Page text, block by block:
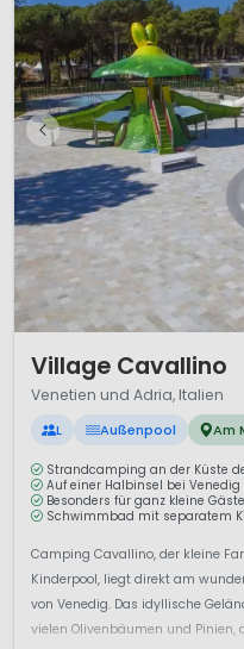
Village Cavallino
Venetien und Adria, Italien
L Außenpool Am
Strandcamping an der Küste
Auf einer Halbinsel bei Venedig
Besonders für ganz kleine
Schwimmbad mit separatem
Camping Cavallino, der kleine
Kinderpool, liegt direkt am
von Venedig. Das idyllische
vielen Olivenbäumen und Pinien,